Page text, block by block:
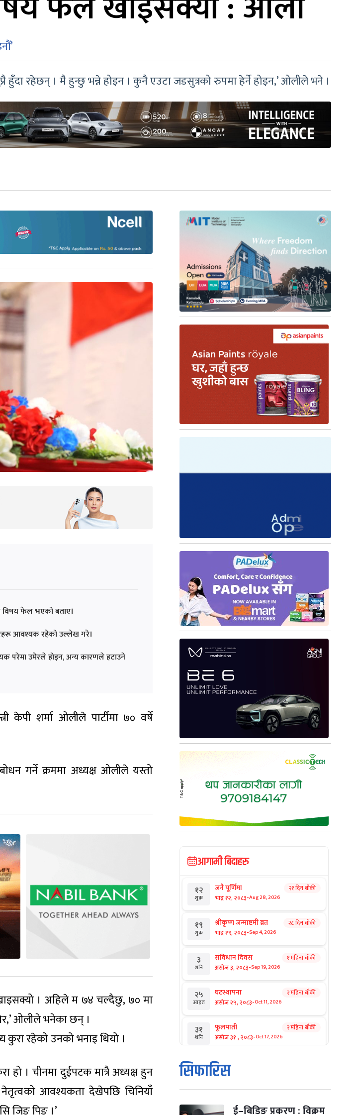
रहेछन् । मै हुन्छु भन्ने होइन । कुनै एउटा जडसुत्रको रुपमा हेर्ने होइन,’ ओलीले भने ।
विषय फेल भएको बताए।
आवश्यक रहेको उल्लेख गरे।
परेमा उमेरले होइन, अन्य कारणले हटाउने
केपी शर्मा ओलीले पार्टीमा ७० वर्षे
गर्ने क्रममा अध्यक्ष ओलीले यस्तो
। अहिले म ७४ चल्दैछु, ७० मा
ओलीले भनेका छन् ।
कुरा रहेको उनको भनाइ थियो ।
हो । चीनमा दुईपटक मात्रै अध्यक्ष हुन
आवश्यकता देखेपछि चिनियाँ
आगामी बिदाहरु
१२
शुक्र
जनै पूर्णिमा
भाद्र १२, २०८३-Aug 28, 2026
२१ दिन बाँकी
१९
शुक्र
श्रीकृष्ण जन्माष्टमी व्रत
भाद्र १९, २०८३-Sep 4, 2026
२८ दिन बाँकी
३
शनि
संविधान दिवस
असोज ३, २०८३-Sep 19, 2026
१ महिना बाँकी
२५
आइत
घटस्थापना
असोज २५, २०८३-Oct 11, 2026
२ महिना बाँकी
३१
शनि
फूलपाती
असोज ३१ , २०८३-Oct 17, 2026
२ महिना बाँकी
१
आइत
कार्तिक सङ्क्रान्ति
कार्तिक १, २०८३
मंगल कार्तिक ३, २०८३-Oct 20, 2026
सिफारिस
ई–बिडिङ प्रकरण : विक्रम